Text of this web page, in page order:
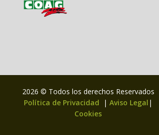
2026 © Todos los derechos Reservados
Política de Privacidad
| Aviso Legal |
Cookies